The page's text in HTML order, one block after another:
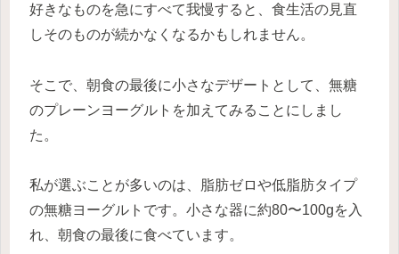
好きなものを急にすべて我慢すると、食生活の見直
しそのものが続かなくなるかもしれません。
そこで、朝食の最後に小さなデザートとして、無糖
のプレーンヨーグルトを加えてみることにしまし
た。
私が選ぶことが多いのは、脂肪ゼロや低脂肪タイプ
の無糖ヨーグルトです。小さな器に約80〜100gを入
れ、朝食の最後に食べています。